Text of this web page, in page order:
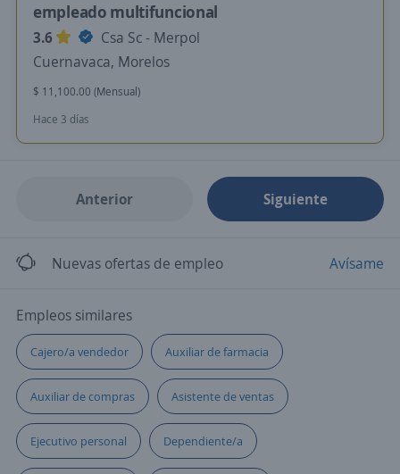
empleado multifuncional
3.6
Csa Sc - Merpol
Cuernavaca, Morelos
$ 11,100.00 (Mensual)
Hace 3 días
Anterior Siguiente
Nuevas ofertas de empleo Avísame
Empleos similares
Cajero/a vendedor Auxiliar de farmacia
Auxiliar de compras Asistente de ventas
Ejecutivo personal Dependiente/a